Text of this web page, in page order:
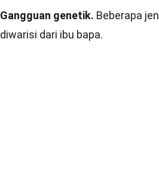
Gangguan genetik. Beberapa
diwarisi dari ibu bapa.